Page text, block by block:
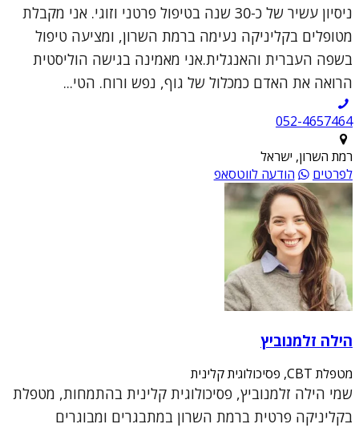
ניסיון עשיר של כ-30 שנה בטיפול פרטני וזוגי. אני מקבלת
מטופלים בקליניקה נעימה ברמת השרון, ומציעה טיפול
בשפה העברית והאנגלית.אני מאמינה בגישה הוליסטית
הרואה את האדם כמכלול של גוף, נפש ורוח. הטי...
052-4657464
רמת השרון, ישראל
לפרטים
הודעה לווטסאפ
הילה זלמנוביץ
מטפלת CBT, פסיכולוגית קלינית
שמי הילה זלמנוביץ, פסיכולוגית קלינית בהתמחות, מטפלת
בקליניקה פרטית ברמת השרון במתבגרים ומבוגרים